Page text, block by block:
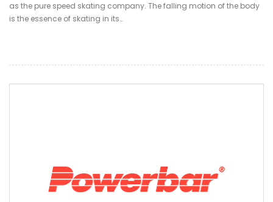
as the pure speed skating company. The falling motion of the body
is the essence of skating in its…